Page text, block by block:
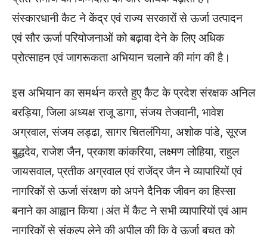
संस्कारधानी कैट ने केंद्र एवं राज्य सरकारों से ऊर्जा उत्पादन
एवं सौर ऊर्जा परियोजनाओं को बढ़ावा देने के लिए अधिक
प्रोत्साहन एवं जागरूकता अभियान चलाने की मांग की है।
इस अभियान का समर्थन करते हुए कैट के प्रदेश संरक्षक अनिल
बरड़िया, जिला अध्यक्ष राजू डागा, संजय तेजवानी, भावेश
अग्रवाल, संजय लड्ढा, सागर चितलंगिया, अशोक पांडे, सूरज
बुद्धदेव, राजेश जैन, प्रकाश कांकरिया, लक्ष्मण लोहिया, राहुल
जायसवाल, प्रतीक अग्रवाल एवं राजेंद्र जैन ने व्यापारियों एवं
नागरिकों से ऊर्जा संरक्षण को अपने दैनिक जीवन का हिस्सा
बनाने का आह्वान किया।अंत में कैट ने सभी व्यापारियों एवं आम
नागरिकों से संकल्प लेने की अपील की कि वे ऊर्जा बचत को